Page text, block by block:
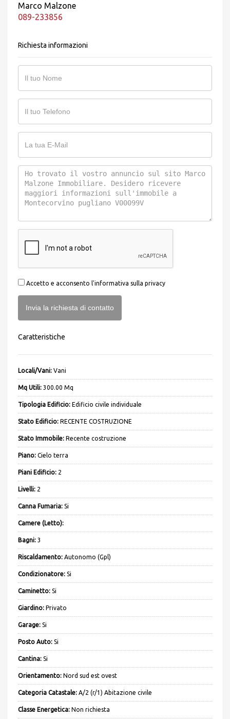
Marco Malzone
089-233856
Richiesta informazioni
Accetto e acconsento l'informativa sulla privacy
Invia la richiesta di contatto
Caratteristiche
Locali/Vani: Vani
Mq Utili: 300.00 Mq
Tipologia Edificio: Edificio civile individuale
Stato Edificio: RECENTE COSTRUZIONE
Stato Immobile: Recente costruzione
Piano: Cielo terra
Piani Edificio: 2
Livelli: 2
Canna Fumaria: Si
Camere (Letto):
Bagni: 3
Riscaldamento: Autonomo (Gpl)
Condizionatore: Si
Caminetto: Si
Giardino: Privato
Garage: Si
Posto Auto: Si
Cantina: Si
Orientamento: Nord sud est ovest
Categoria Catastale: A/2 (r/1) Abitazione civile
Classe Energetica: Non richiesta